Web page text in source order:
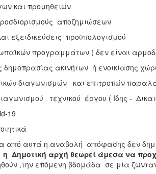
και προμηθειών
αποζημιώσεων
εξειδικεύσεις προϋπολογισμού
προγραμμάτων ( δεν είναι
ακινήτων ή ενοικίασης
διαγωνισμών και επιτροπών
τεχνικού έργου ( Ιδης -
19
από αυτά η αναβολή απόφασης δεν
Δημοτική αρχή θεωρεί άμεσα να
,την επόμενη βδομάδα σε μία